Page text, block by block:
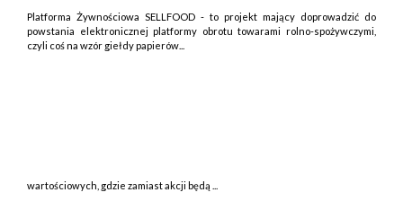
Platforma Żywnościowa SELLFOOD - to projekt mający doprowadzić do
powstania elektronicznej platformy obrotu towarami rolno-spożywczymi,
czyli coś na wzór giełdy papierów...
wartościowych, gdzie zamiast akcji będą ...